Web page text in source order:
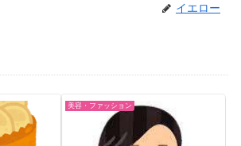
イエロー
美容・ファッション